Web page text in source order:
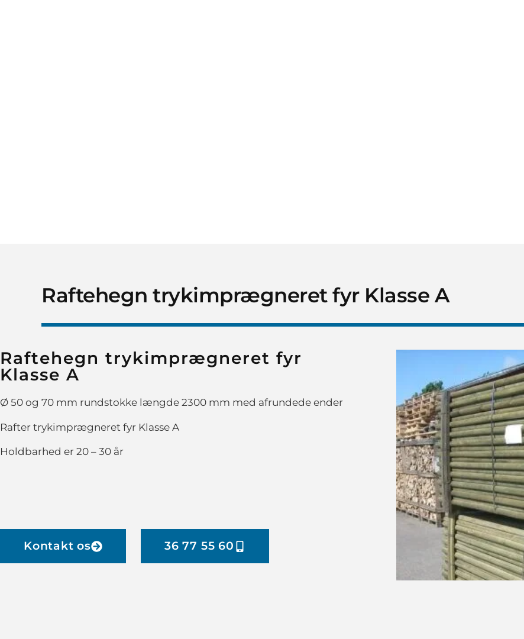
Raftehegn trykimprægneret fyr Klasse A
Raftehegn trykimprægneret fyr
Klasse A
Ø 50 og 70 mm rundstokke længde 2300 mm med afrundede ender
Rafter trykimprægneret fyr Klasse A
Holdbarhed er 20 – 30 år
Kontakt os 36 77 55 60